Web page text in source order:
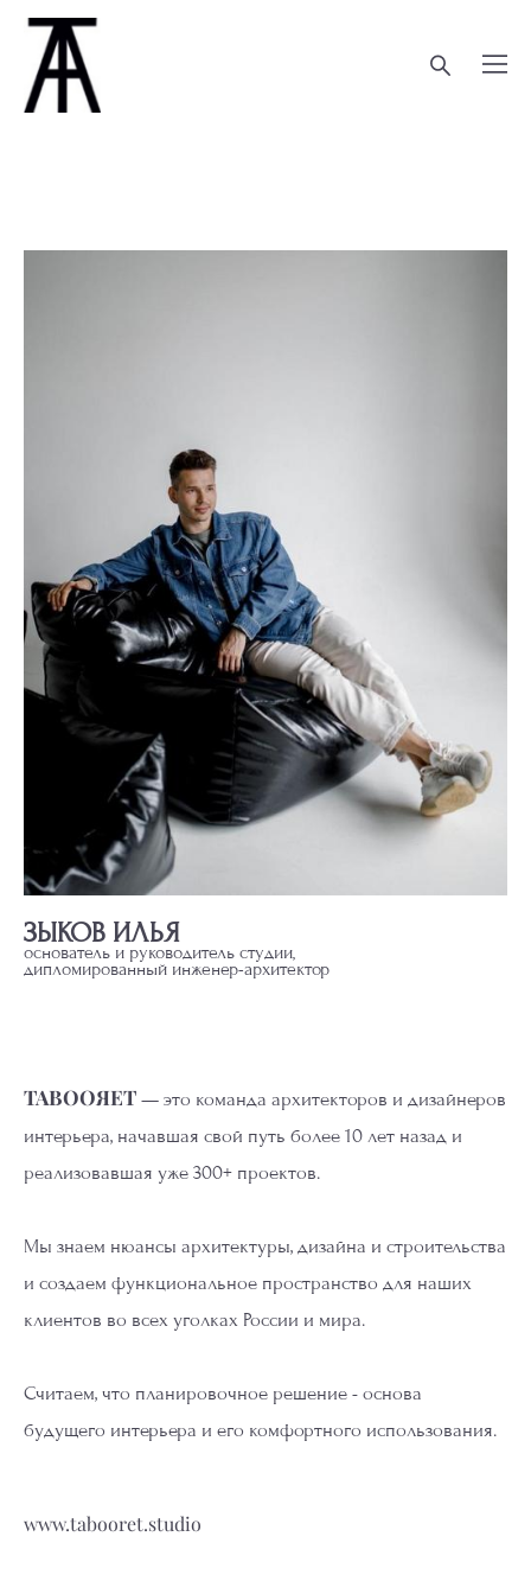
ЗЫКОВ ИЛЬЯ
основатель и руководитель студии,
дипломированный инженер-архитектор
TABOOЯET — это команда архитекторов и дизайнеров
интерьера, начавшая свой путь более 10 лет назад и
реализовавшая уже 300+ проектов.
Мы знаем нюансы архитектуры, дизайна и строительства
и создаем функциональное пространство для наших
клиентов во всех уголках России и мира.
Считаем, что планировочное решение - основа
будущего интерьера и его комфортного использования.
www.tabooret.studio